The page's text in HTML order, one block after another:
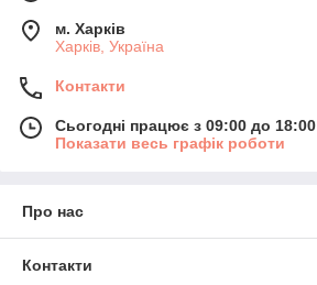
м. Харків
Харків, Україна
Контакти
Сьогодні працює з 09:00 до 18:00
Показати весь графік роботи
Про нас
Контакти